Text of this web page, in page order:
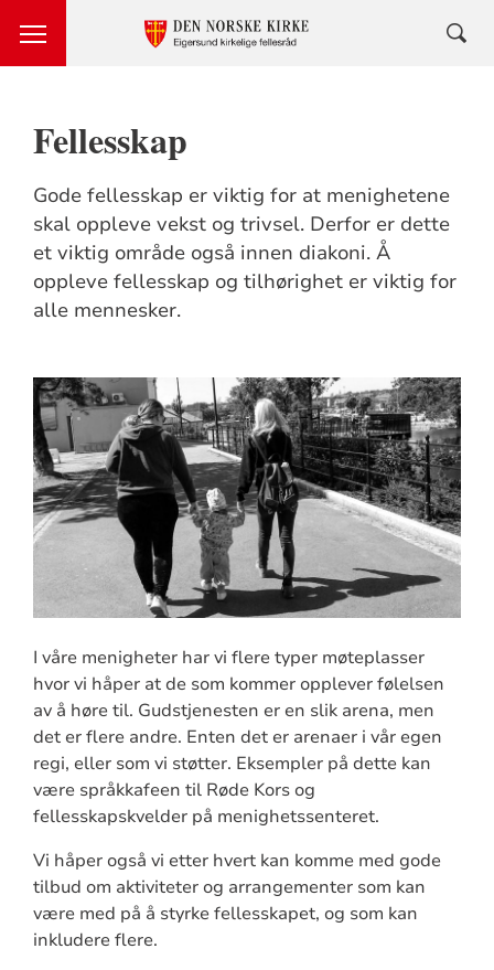
Fellesskap
Gode fellesskap er viktig for at menighetene
skal oppleve vekst og trivsel. Derfor er dette
et viktig område også innen diakoni. Å
oppleve fellesskap og tilhørighet er viktig for
alle mennesker.
I våre menigheter har vi flere typer møteplasser
hvor vi håper at de som kommer opplever følelsen
av å høre til. Gudstjenesten er en slik arena, men
det er flere andre. Enten det er arenaer i vår egen
regi, eller som vi støtter. Eksempler på dette kan
være språkkafeen til Røde Kors og
fellesskapskvelder på menighetssenteret.
Vi håper også vi etter hvert kan komme med gode
tilbud om aktiviteter og arrangementer som kan
være med på å styrke fellesskapet, og som kan
inkludere flere.